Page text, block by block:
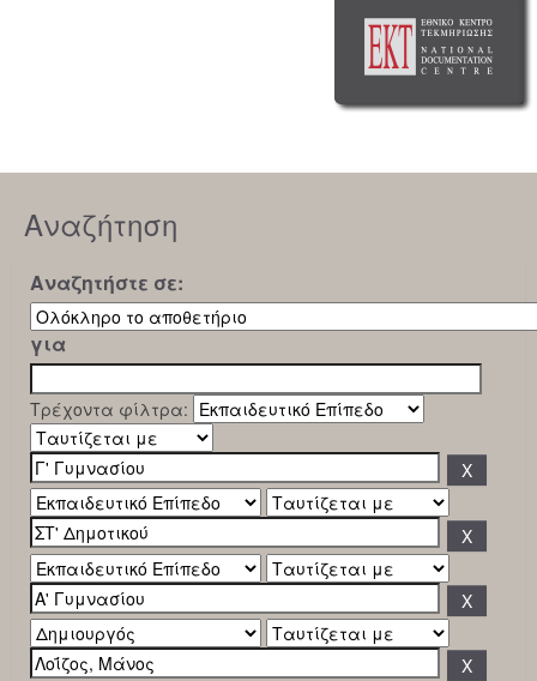
Αναζήτηση
Αναζητήστε σε:
για
Τρέχοντα φίλτρα: